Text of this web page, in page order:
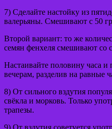
7) Сделайте настойку из
валерьяны. Смешивают с 50
Второй вариант: то же
семян фенхеля смешивают со
Настаивайте половину часа
вечерам, разделив на равные
8) От сильного вздутия
свёкла и морковь. Только
трапезы.